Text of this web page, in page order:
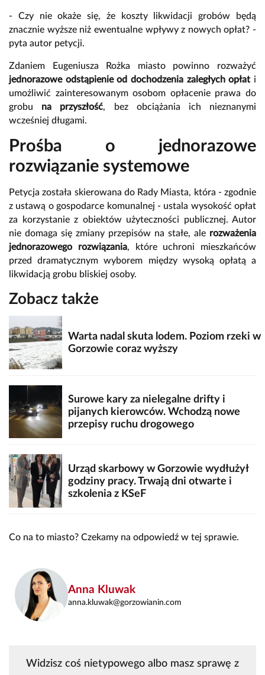
- Czy nie okaże się, że koszty likwidacji grobów będą
znacznie wyższe niż ewentualne wpływy z nowych opłat? -
pyta autor petycji.
Zdaniem Eugeniusza Rożka miasto powinno rozważyć
jednorazowe odstąpienie od dochodzenia zaległych opłati
umożliwić zainteresowanym osobom opłacenie prawa do
grobu na przyszłość, bez obciążania ich nieznanymi
wcześniej długami.
Prośba o jednorazowe
rozwiązanie systemowe
Petycja została skierowana do Rady Miasta, która - zgodnie
z ustawą o gospodarce komunalnej - ustala wysokość opłat
za korzystanie z obiektów użyteczności publicznej. Autor
nie domaga się zmiany przepisów na stałe, ale rozważenia
jednorazowego rozwiązania, które uchroni mieszkańców
przed dramatycznym wyborem między wysoką opłatą a
likwidacją grobu bliskiej osoby.
Zobacz także
Warta nadal skuta lodem. Poziom rzeki w
Gorzowie coraz wyższy
Surowe kary za nielegalne drifty i
pijanych kierowców. Wchodzą nowe
przepisy ruchu drogowego
Urząd skarbowy w Gorzowie wydłużył
godziny pracy. Trwają dni otwarte i
szkolenia z KSeF
Co na to miasto? Czekamy na odpowiedź w tej sprawie.
Anna Kluwak
anna.kluwak@gorzowianin.com
Widzisz coś nietypowego albo masz sprawę z